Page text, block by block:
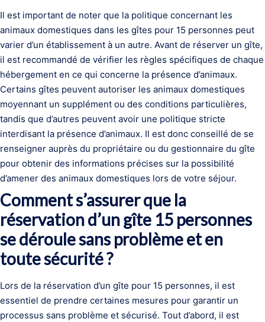
Il est important de noter que la politique concernant les
animaux domestiques dans les gîtes pour 15 personnes peut
varier d’un établissement à un autre. Avant de réserver un gîte,
il est recommandé de vérifier les règles spécifiques de chaque
hébergement en ce qui concerne la présence d’animaux.
Certains gîtes peuvent autoriser les animaux domestiques
moyennant un supplément ou des conditions particulières,
tandis que d’autres peuvent avoir une politique stricte
interdisant la présence d’animaux. Il est donc conseillé de se
renseigner auprès du propriétaire ou du gestionnaire du gîte
pour obtenir des informations précises sur la possibilité
d’amener des animaux domestiques lors de votre séjour.
Comment s’assurer que la
réservation d’un gîte 15 personnes
se déroule sans problème et en
toute sécurité ?
Lors de la réservation d’un gîte pour 15 personnes, il est
essentiel de prendre certaines mesures pour garantir un
processus sans problème et sécurisé. Tout d’abord, il est